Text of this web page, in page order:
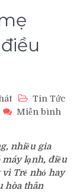
Tin Tức
Miễn bình
nhiều gia
lạnh, điều
Trẻ nhỏ hay
hòa thân